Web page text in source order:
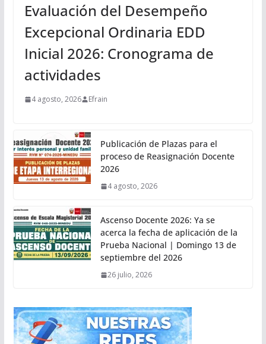
Evaluación del Desempeño
Excepcional Ordinaria EDD
Inicial 2026: Cronograma de
actividades
4 agosto, 2026 Efrain
Publicación de Plazas para el
proceso de Reasignación Docente
2026
4 agosto, 2026
Ascenso Docente 2026: Ya se
acerca la fecha de aplicación de la
Prueba Nacional | Domingo 13 de
septiembre del 2026
26 julio, 2026